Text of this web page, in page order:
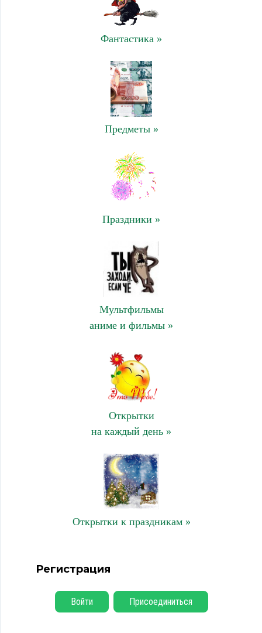
Фантастика »
Предметы »
Праздники »
Мультфильмы
аниме и фильмы »
Открытки
на каждый день »
Открытки к праздникам »
Регистрация
Войти Присоединиться